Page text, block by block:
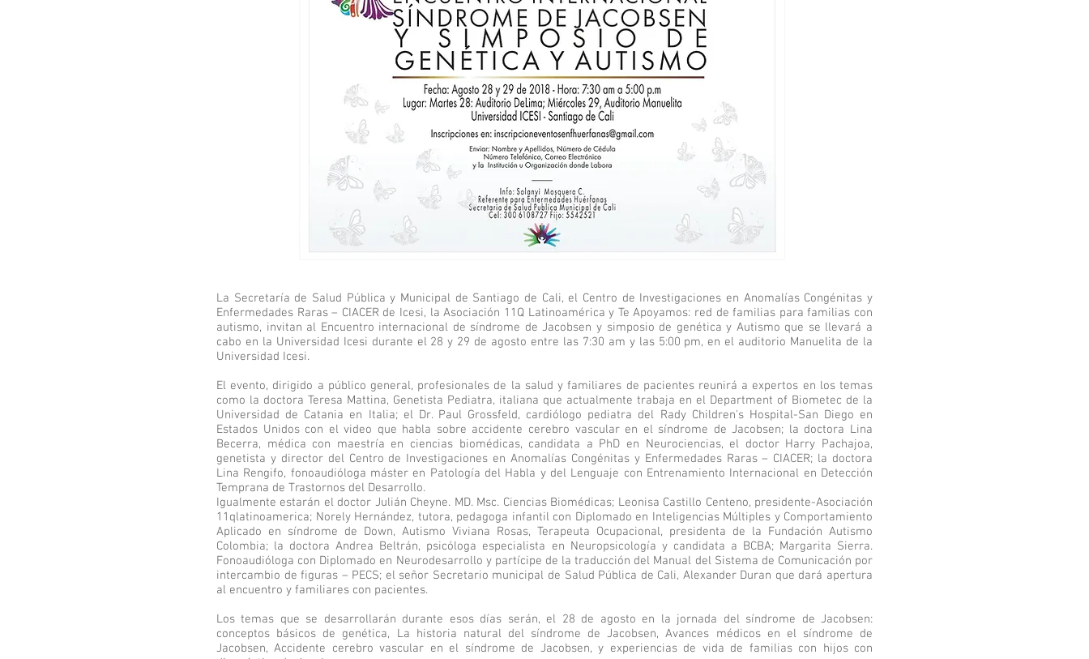
La Secretaría de Salud Pública y Municipal de Santiago de Cali, el Centro de Investigaciones en Anomalías Congénitas y
Enfermedades Raras – CIACER de Icesi, la Asociación 11Q Latinoamérica y Te Apoyamos: red de familias para familias con
autismo, invitan al Encuentro internacional de síndrome de Jacobsen y simposio de genética y Autismo que se llevará a
cabo en la Universidad Icesi durante el 28 y 29 de agosto entre las 7:30 am y las 5:00 pm, en el auditorio Manuelita de la
Universidad Icesi.
El evento, dirigido a público general, profesionales de la salud y familiares de pacientes reunirá a expertos en los temas
como la doctora Teresa Mattina, Genetista Pediatra, italiana que actualmente trabaja en el Department of Biometec de la
Universidad de Catania en Italia; el Dr. Paul Grossfeld, cardiólogo pediatra del Rady Children's Hospital-San Diego en
Estados Unidos con el video que habla sobre accidente cerebro vascular en el síndrome de Jacobsen; la doctora Lina
Becerra, médica con maestría en ciencias biomédicas, candidata a PhD en Neurociencias, el doctor Harry Pachajoa,
genetista y director del Centro de Investigaciones en Anomalías Congénitas y Enfermedades Raras – CIACER; la doctora
Lina Rengifo, fonoaudióloga máster en Patología del Habla y del Lenguaje con Entrenamiento Internacional en Detección
Temprana de Trastornos del Desarrollo.
Igualmente estarán el doctor Julián Cheyne. MD. Msc. Ciencias Biomédicas; Leonisa Castillo Centeno, presidente-Asociación
11qlatinoamerica; Norely Hernández, tutora, pedagoga infantil con Diplomado en Inteligencias Múltiples y Comportamiento
Aplicado en síndrome de Down, Autismo Viviana Rosas, Terapeuta Ocupacional, presidenta de la Fundación Autismo
Colombia; la doctora Andrea Beltrán, psicóloga especialista en Neuropsicología y candidata a BCBA; Margarita Sierra.
Fonoaudióloga con Diplomado en Neurodesarrollo y partícipe de la traducción del Manual del Sistema de Comunicación por
intercambio de figuras – PECS; el señor Secretario municipal de Salud Pública de Cali, Alexander Duran que dará apertura
al encuentro y familiares con pacientes.
Los temas que se desarrollarán durante esos días serán, el 28 de agosto en la jornada del síndrome de Jacobsen:
conceptos básicos de genética, La historia natural del síndrome de Jacobsen, Avances médicos en el síndrome de
Jacobsen, Accidente cerebro vascular en el síndrome de Jacobsen, y experiencias de vida de familias con hijos con